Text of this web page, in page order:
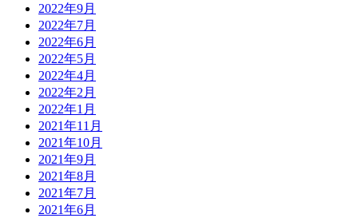
2022年9月
2022年7月
2022年6月
2022年5月
2022年4月
2022年2月
2022年1月
2021年11月
2021年10月
2021年9月
2021年8月
2021年7月
2021年6月